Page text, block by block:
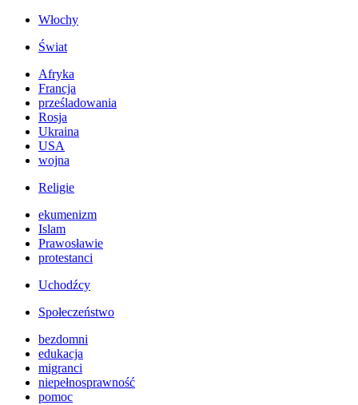
Włochy
Świat
Afryka
Francja
prześladowania
Rosja
Ukraina
USA
wojna
Religie
ekumenizm
Islam
Prawosławie
protestanci
Uchodźcy
Społeczeństwo
bezdomni
edukacja
migranci
niepełnosprawność
pomoc